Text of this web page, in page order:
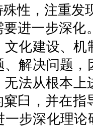
性，注重发
进一步深
化建设、
解决问题
法从根本
臼，并在
步深化理